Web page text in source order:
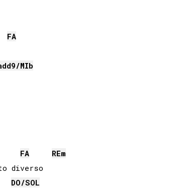
FA
MIb
FA
REm
diverso
DO/SOL